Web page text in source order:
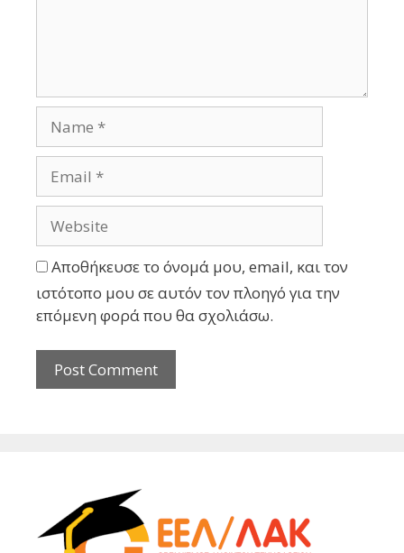
Αποθήκευσε το όνομά μου, email, και τον
ιστότοπο μου σε αυτόν τον πλοηγό για την
επόμενη φορά που θα σχολιάσω.